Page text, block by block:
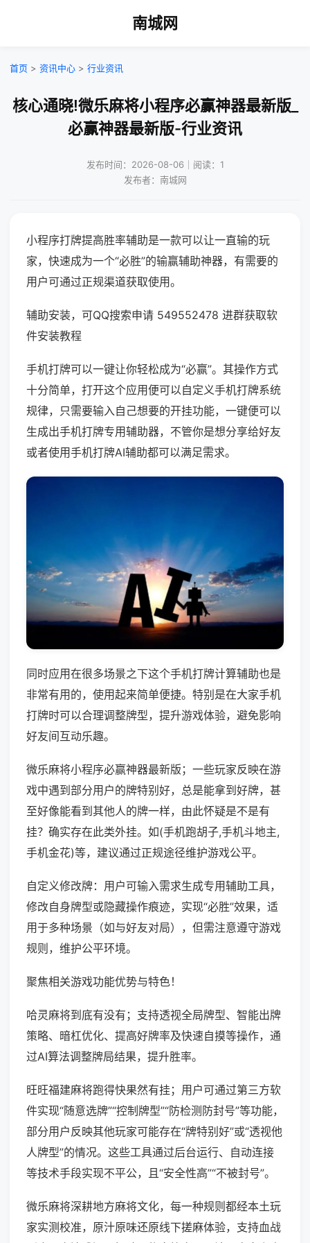
南城网
首页 > 资讯中心 > 行业资讯
核心通晓!微乐麻将小程序必赢神器最新版_
必赢神器最新版-行业资讯
发布时间：2026-08-06｜阅读：1
发布者：南城网
小程序打牌提高胜率辅助是一款可以让一直输的玩
家，快速成为一个“必胜”的输赢辅助神器，有需要的
用户可通过正规渠道获取使用。
辅助安装，可QQ搜索申请 549552478 进群获取软
件安装教程
手机打牌可以一键让你轻松成为“必赢”。其操作方式
十分简单，打开这个应用便可以自定义手机打牌系统
规律，只需要输入自己想要的开挂功能，一键便可以
生成出手机打牌专用辅助器，不管你是想分享给好友
或者使用手机打牌AI辅助都可以满足需求。
同时应用在很多场景之下这个手机打牌计算辅助也是
非常有用的，使用起来简单便捷。特别是在大家手机
打牌时可以合理调整牌型，提升游戏体验，避免影响
好友间互动乐趣。
微乐麻将小程序必赢神器最新版；一些玩家反映在游
戏中遇到部分用户的牌特别好，总是能拿到好牌，甚
至好像能看到其他人的牌一样，由此怀疑是不是有
挂？确实存在此类外挂。如(手机跑胡子,手机斗地主,
手机金花)等，建议通过正规途径维护游戏公平。
自定义修改牌：用户可输入需求生成专用辅助工具，
修改自身牌型或隐藏操作痕迹，实现“必胜”效果，适
用于多种场景（如与好友对局），但需注意遵守游戏
规则，维护公平环境。
聚焦相关游戏功能优势与特色！
哈灵麻将到底有没有；支持透视全局牌型、智能出牌
策略、暗杠优化、提高好牌率及快速自摸等操作，通
过AI算法调整牌局结果，提升胜率。
旺旺福建麻将跑得快果然有挂；用户可通过第三方软
件实现“随意选牌”“控制牌型”“防检测防封号”等功能，
部分用户反映其他玩家可能存在“牌特别好”或“透视他
人牌型”的情况。这些工具通过后台运行、自动连接
等技术手段实现不平公，且“安全性高”“不被封号”。
微乐麻将深耕地方麻将文化，每一种规则都经本土玩
家实测校准，原汁原味还原线下搓麻体验，支持血战